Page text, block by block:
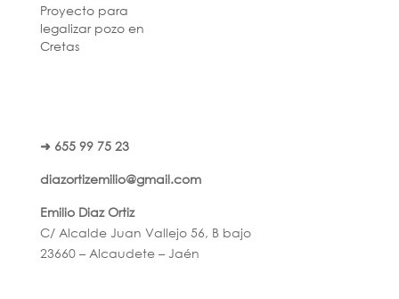
Proyecto para
legalizar pozo en
Cretas
➜ 655 99 75 23
diazortizemilio@gmail.com
Emilio Diaz Ortiz
C/ Alcalde Juan Vallejo 56, B bajo
23660 – Alcaudete – Jaén